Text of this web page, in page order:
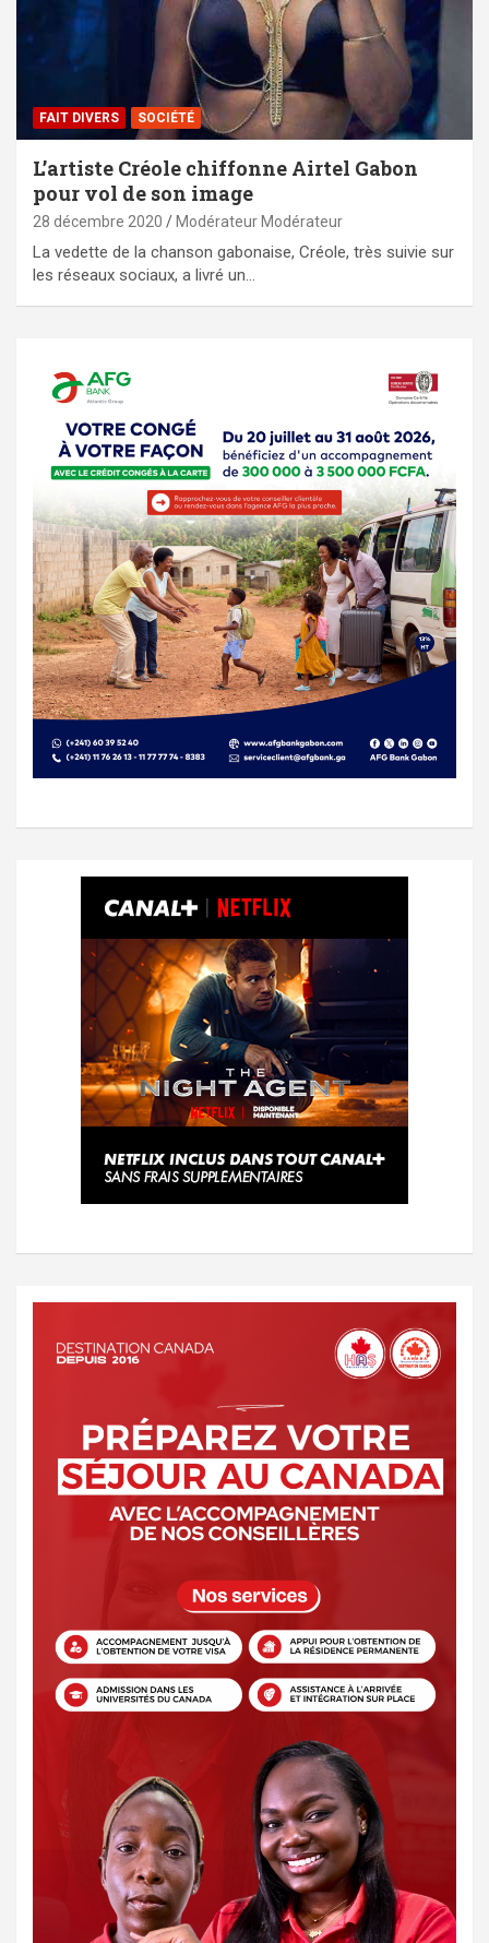
FAIT DIVERS SOCIÉTÉ
L’artiste Créole chiffonne Airtel Gabon
pour vol de son image
28 décembre 2020 Modérateur Modérateur
La vedette de la chanson gabonaise, Créole, très suivie sur
les réseaux sociaux, a livré un…